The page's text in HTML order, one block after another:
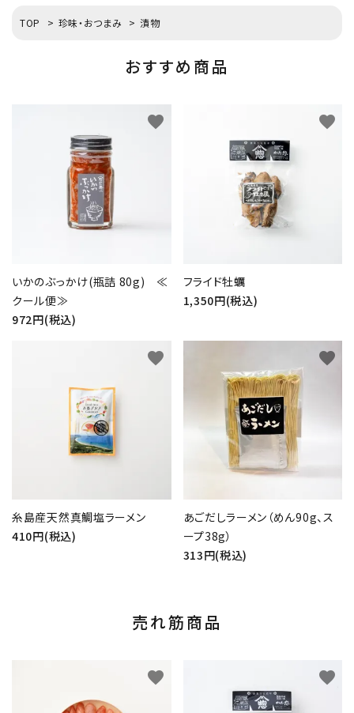
TOP > 珍味・おつまみ > 漬物
おすすめ商品
いかのぶっかけ(瓶詰 80g) ≪
クール便≫
972円(税込)
favorite
フライド牡蠣
1,350円(税込)
favorite
糸島産天然真鯛塩ラーメン
410円(税込)
favorite
あごだしラーメン（めん90g、ス
ープ38g）
313円(税込)
favorite
売れ筋商品
favorite favorite